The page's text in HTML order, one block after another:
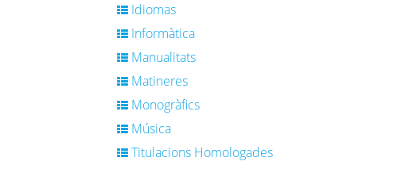
Idiomas
Informàtica
Manualitats
Matineres
Monogràfics
Música
Titulacions Homologades